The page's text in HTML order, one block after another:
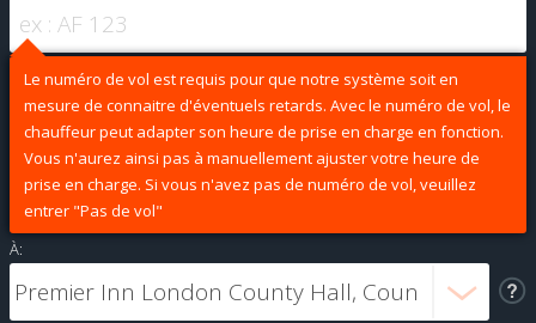
Le numéro de vol est requis pour que notre système soit en
mesure de connaitre d'éventuels retards. Avec le numéro de vol, le
chauffeur peut adapter son heure de prise en charge en fonction.
Vous n'aurez ainsi pas à manuellement ajuster votre heure de
prise en charge. Si vous n'avez pas de numéro de vol, veuillez
entrer "Pas de vol"
À: